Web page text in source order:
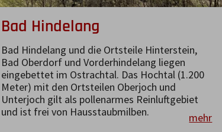
Bad Hindelang
Bad Hindelang und die Ortsteile Hinterstein,
Bad Oberdorf und Vorderhindelang liegen
eingebettet im Ostrachtal. Das Hochtal (1.200
Meter) mit den Ortsteilen Oberjoch und
Unterjoch gilt als pollenarmes Reinluftgebiet
und ist frei von Hausstaubmilben.
mehr